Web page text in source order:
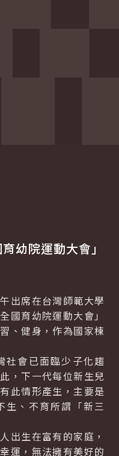
幼院運動大會」
席在台灣師範大學
國育幼院運動大會」
、健身，作為國家棟
會已面臨少子化趨
，下一代每位新生兒
此情形產生，主要是
生、不育所謂「新三
生在富有的家庭，
運，無法擁有美好的